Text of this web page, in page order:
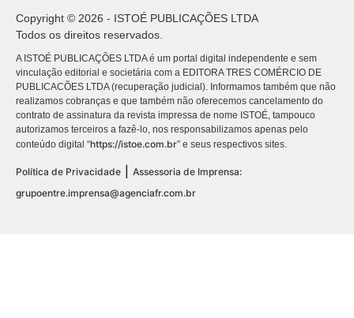
Copyright © 2026 - ISTOÉ PUBLICAÇÕES LTDA
Todos os direitos reservados.
A ISTOÉ PUBLICAÇÕES LTDA é um portal digital independente e sem
vinculação editorial e societária com a EDITORA TRES COMÉRCIO DE
PUBLICACÕES LTDA (recuperação judicial). Informamos também que não
realizamos cobranças e que também não oferecemos cancelamento do
contrato de assinatura da revista impressa de nome ISTOÉ, tampouco
autorizamos terceiros a fazê-lo, nos responsabilizamos apenas pelo
conteúdo digital “https://istoe.com.br” e seus respectivos sites.
Política de Privacidade
Assessoria de Imprensa:
grupoentre.imprensa@agenciafr.com.br